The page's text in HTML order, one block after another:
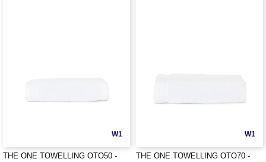
W1
THE ONE TOWELLING OTO50 -
W1
THE ONE TOWELLING OTO70 -